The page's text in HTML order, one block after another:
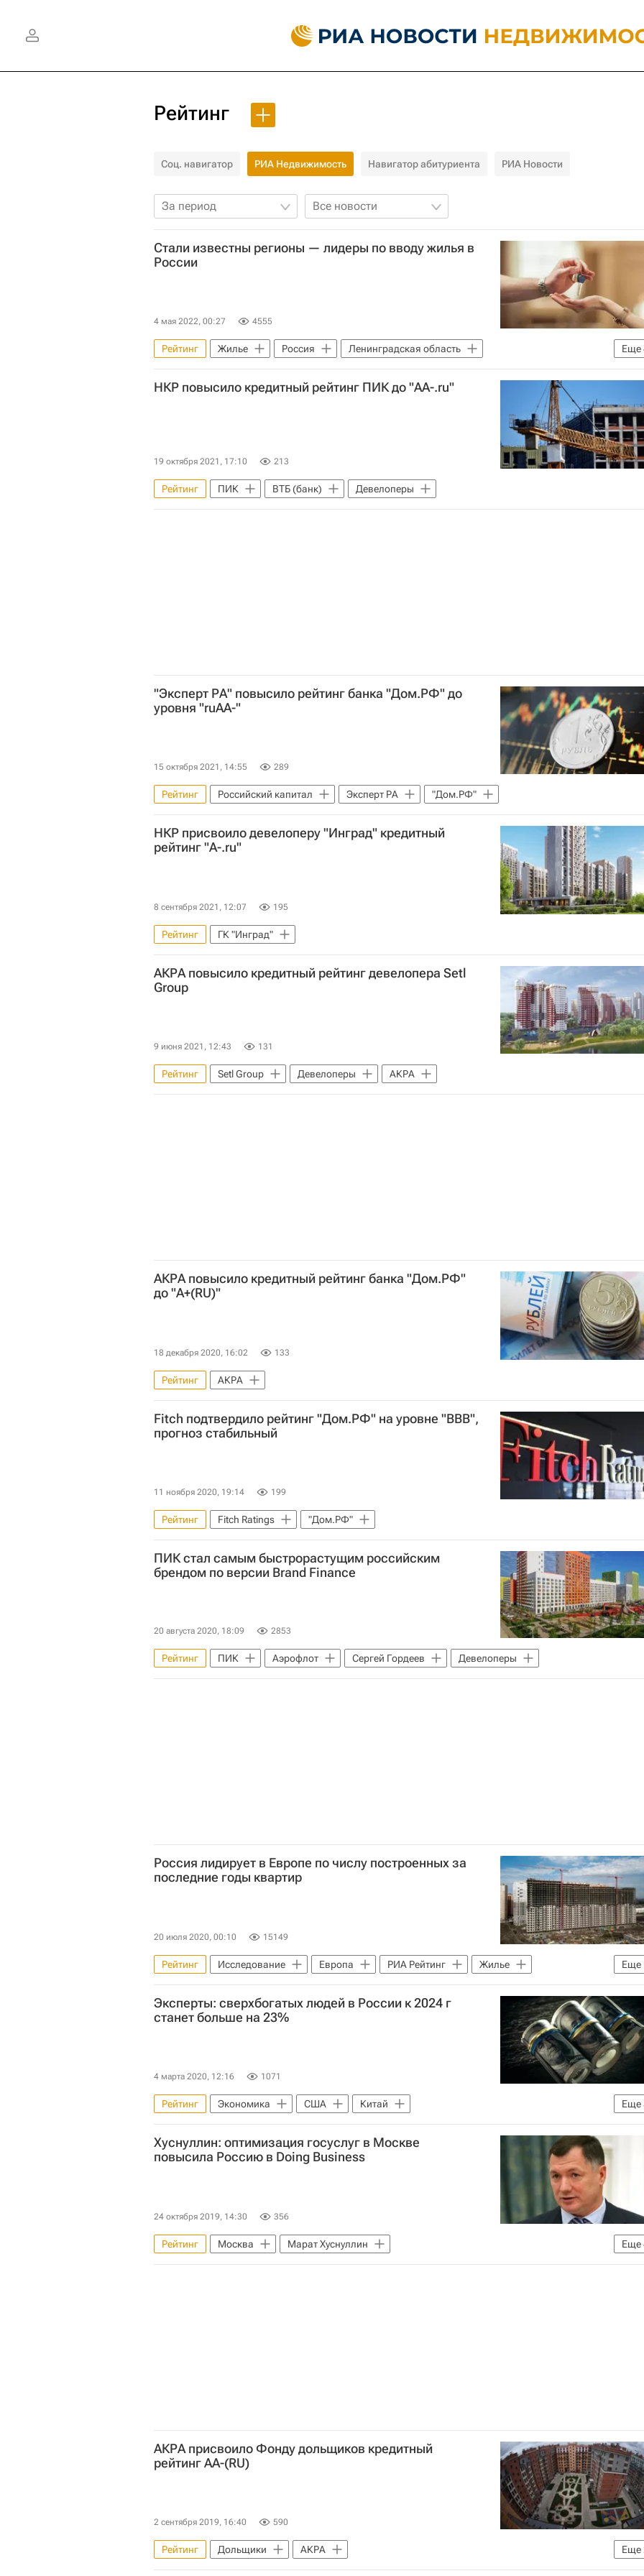
Рейтинг
Соц. навигатор РИА Недвижимость Навигатор абитуриента РИА Новости
За период Все новости
Стали известны регионы — лидеры по вводу жилья в
России
4 мая 2022, 00:27 4555
Еще
Рейтинг Жилье Россия
Ленинградская область
Калининградская область
Чукотский автономный округ
Мурманская область
Москва
НКР повысило кредитный рейтинг ПИК до "AA-.ru"
19 октября 2021, 17:10 213
Рейтинг ПИК ВТБ (банк) Девелоперы
"Эксперт РА" повысило рейтинг банка "Дом.РФ" до
уровня "ruAA-"
15 октября 2021, 14:55 289
Рейтинг Российский капитал Эксперт РА "Дом.РФ"
НКР присвоило девелоперу "Инград" кредитный
рейтинг "A-.ru"
8 сентября 2021, 12:07 195
Рейтинг ГК "Инград"
АКРА повысило кредитный рейтинг девелопера Setl
Group
9 июня 2021, 12:43 131
Рейтинг Setl Group Девелоперы АКРА
АКРА повысило кредитный рейтинг банка "Дом.РФ"
до "A+(RU)"
18 декабря 2020, 16:02 133
Рейтинг АКРА
Fitch подтвердило рейтинг "Дом.РФ" на уровне "BBB",
прогноз стабильный
11 ноября 2020, 19:14 199
Рейтинг Fitch Ratings "Дом.РФ"
ПИК стал самым быстрорастущим российским
брендом по версии Brand Finance
20 августа 2020, 18:09 2853
Рейтинг ПИК Аэрофлот Сергей Гордеев Девелоперы
Россия лидирует в Европе по числу построенных за
последние годы квартир
20 июля 2020, 00:10 15149
Еще
Рейтинг Исследование Европа РИА Рейтинг
Жилье
Новостройки
Эксперты: сверхбогатых людей в России к 2024 г
станет больше на 23%
4 марта 2020, 12:16 1071
Еще
Рейтинг Экономика США
Китай
NF Group (ранее Knight Frank Russia)
Мир Россия
Хуснуллин: оптимизация госуслуг в Москве
повысила Россию в Doing Business
24 октября 2019, 14:30 356
Еще
Рейтинг Москва
Марат Хуснуллин
Строим просто: сокращение админбарьеров в строительстве
Doing Business
АКРА присвоило Фонду дольщиков кредитный
рейтинг АА-(RU)
2 сентября 2019, 16:40 590
Еще
Рейтинг Дольщики
АКРА
Фонд развития территорий (ФРТ, ранее - Фонд защиты прав дольщиков)
Россия